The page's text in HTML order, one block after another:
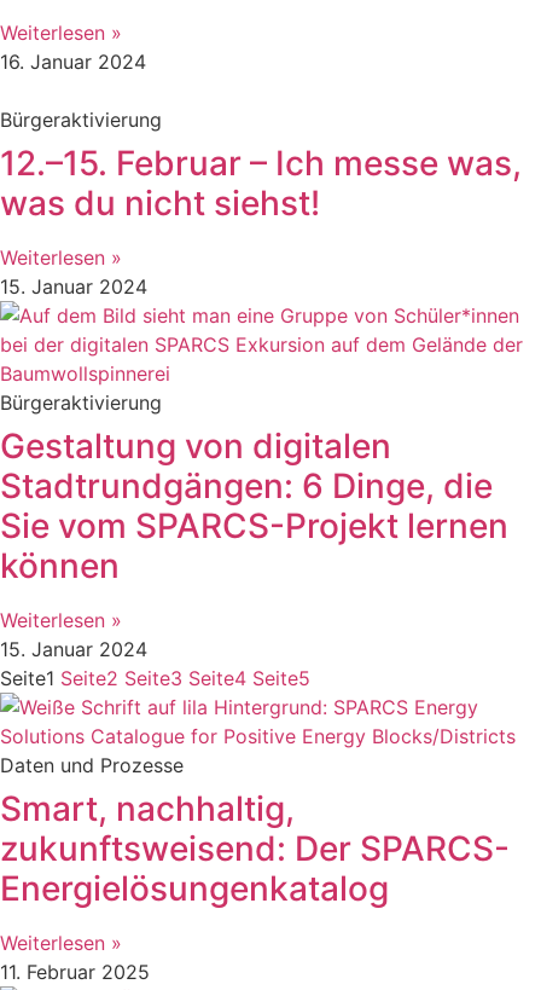
Weiterlesen »
16. Januar 2024
Bürgeraktivierung
12.–15. Februar – Ich messe was,
was du nicht siehst!
Weiterlesen »
15. Januar 2024
Bürgeraktivierung
Gestaltung von digitalen
Stadtrundgängen: 6 Dinge, die
Sie vom SPARCS-Projekt lernen
können
Weiterlesen »
15. Januar 2024
Seite1 Seite2 Seite3 Seite4 Seite5
Daten und Prozesse
Smart, nachhaltig,
zukunftsweisend: Der SPARCS-
Energielösungenkatalog
Weiterlesen »
11. Februar 2025